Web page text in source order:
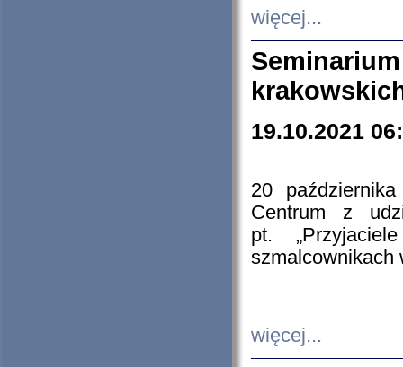
więcej...
19.10.2021
20
Centrum z
pt.
szmalcownikach
więcej...